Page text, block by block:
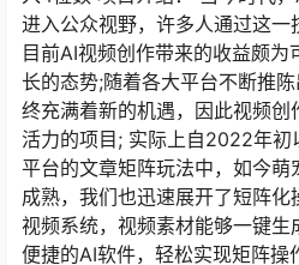
进入公众视野，许多人通过这一
目前AI视频创作带来的收益颇
长的态势;随着各大平台不断推
终充满着新的机遇，因此视频
活力的项目; 实际上自2022年初
平台的文章矩阵玩法中，如今萌
成熟，我们也迅速展开了短阵
视频系统，视频素材能够一键生
便捷的AI软件，轻松实现矩阵操